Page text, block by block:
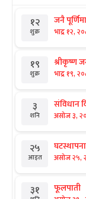
१२
शुक्र
जनै पूर्णिमा
भाद्र १२,
१९
शुक्र
श्रीकृष्ण
भाद्र १९,
३
शनि
संविधान
असोज ३,
२५
आइत
घटस्थापना
असोज २५,
३१ फूलपाती